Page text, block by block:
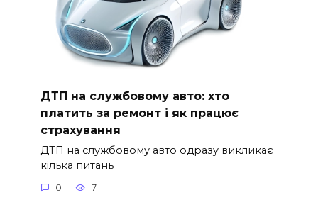
ДТП на службовому авто: хто
платить за ремонт і як працює
страхування
ДТП на службовому авто одразу викликає
кілька питань
0 7